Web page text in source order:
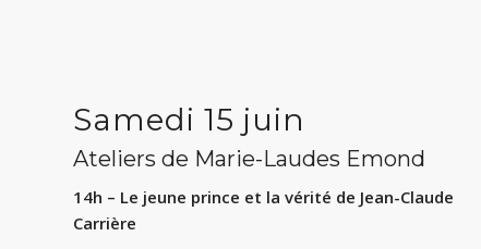
Samedi 15 juin
Ateliers de Marie-Laudes Emond
14h – Le jeune prince et la vérité de Jean-Claude
Carrière